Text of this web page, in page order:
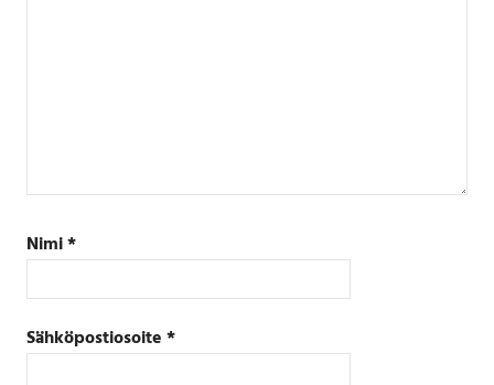
Nimi*
Sähköpostiosoite*